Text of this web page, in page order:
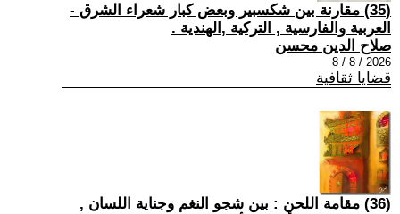
(35) مقارنة بين شكسبير وبعض كبار شعراء الشرق -
العربية والفارسية , التركية ,الهندية .
صلاح الدين محسن
2026 / 8 / 8
قضايا ثقافية
(36) مقامة اللحن : بين شجو النغم وجناية اللسان ,